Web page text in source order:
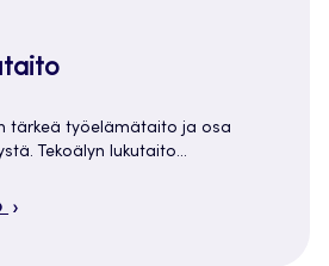
tärkeä työelämätaito ja osa
Tekoälyn lukutaito…